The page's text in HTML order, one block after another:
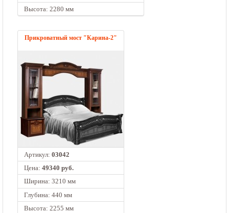
Высота: 2280 мм
Прикроватный мост "Карина-2"
Артикул: 03042
Цена: 49340 руб.
Ширина: 3210 мм
Глубина: 440 мм
Высота: 2255 мм